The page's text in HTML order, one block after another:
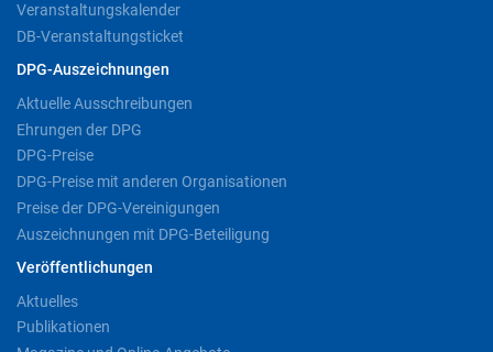
Veranstaltungskalender
DB-Veranstaltungsticket
DPG-Auszeichnungen
Aktuelle Ausschreibungen
Ehrungen der DPG
DPG-Preise
DPG-Preise mit anderen Organisationen
Preise der DPG-Vereinigungen
Auszeichnungen mit DPG-Beteiligung
Veröffentlichungen
Aktuelles
Publikationen